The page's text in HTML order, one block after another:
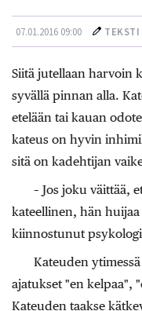
07.01.2016 09:00
Siitä jutellaan harvoin
syvällä pinnan alla.
etelään tai kauan
kateus on hyvin
sitä on kadehtijan
– Jos joku väittää,
kateellinen, hän huijaa
kiinnostunut
Kateuden
ajatukset "en kelpaa",
Kateuden taakse